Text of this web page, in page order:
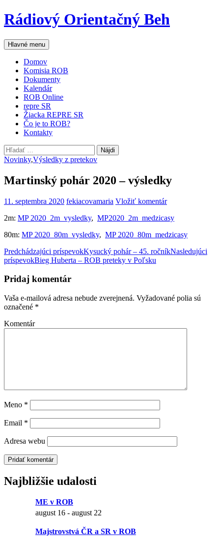
Preskočiť
na
Rádiový Orientačný Beh
Hľadať
Hlavné menu
Domov
Komisia ROB
Dokumenty
Kalendár
ROB Online
repre SR
Žiacka REPRE SR
Čo je to ROB?
Kontakty
Hľadať:
Novinky,Výsledky z pretekov
Martinský pohár 2020 – výsledky
11. septembra 2020 fekiacovamaria Vložiť komentár
2m: MP 2020_2m_vysledky, MP2020_2m_medzicasy
80m: MP 2020_80m_vysledky, MP 2020_80m_medzicasy
Navigácia
článkami
Predchádzajúci príspevokKysucký pohár – 45. ročníkNasledujúci
príspevokBieg Huberta – ROB preteky v Poľsku
Pridaj komentár
Vaša e-mailová adresa nebude zverejnená. Vyžadované polia sú
označené *
Komentár
Meno *
Email *
Adresa webu
Najbližšie udalosti
ME v ROB
august 16 - august 22
Majstrovstvá ČR a SR v ROB